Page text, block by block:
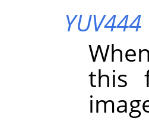
YUV444
this